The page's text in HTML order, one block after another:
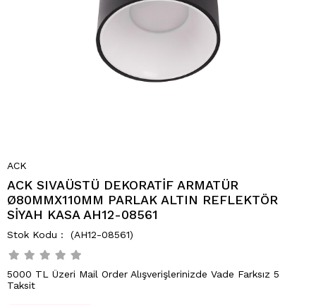
ACK
ACK SIVAÜSTÜ DEKORATİF ARMATÜR
Ø80MMX110MM PARLAK ALTIN REFLEKTÖR
SİYAH KASA AH12-08561
(AH12-08561)
5000 TL Üzeri Mail Order Alışverişlerinizde Vade Farksız 5
Taksit